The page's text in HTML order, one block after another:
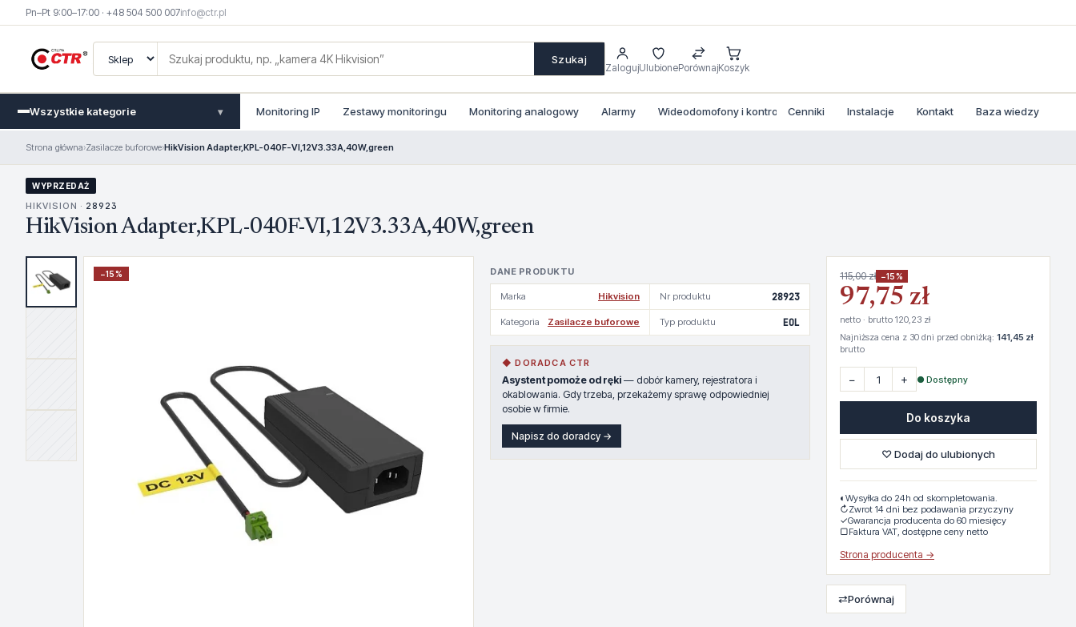
Pn–Pt 9:00–17:00 · +48 504 500 007info@ctr.pl
Szukaj
ZalogujUlubionePorównajKoszyk
Wszystkie kategorie ▾ Monitoring IP Zestawy monitoringu Monitoring analogowy Alarmy Wideodomofony i kontrola dostepu
Cenniki Instalacje Kontakt Baza wiedzy
Strona główna›Zasilacze buforowe›HikVision Adapter,KPL-040F-VI,12V3.33A,40W,green
WYPRZEDAŻ
HIKVISION · 28923
HikVision Adapter,KPL-040F-VI,12V3.33A,40W,green
−15% DANE PRODUKTU
Marka Hikvision Nr produktu 28923
Kategoria Zasilacze buforowe Typ produktu EOL
◆ DORADCA CTR
Asystent pomoże od ręki — dobór kamery, rejestratora i
okablowania. Gdy trzeba, przekażemy sprawę odpowiedniej
osobie w firmie.
Napisz do doradcy →
115,00 zł −15%
97,75 zł
netto · brutto 120,23 zł
Najniższa cena z 30 dni przed obniżką: 141,45 zł
brutto
− + ● Dostępny
Do koszyka
♡ Dodaj do ulubionych
◐ Wysyłka do 24h od skompletowania.
↻Zwrot 14 dni bez podawania przyczyny
✓Gwarancja producenta do 60 miesięcy
▢Faktura VAT, dostępne ceny netto
Strona producenta →
⇄Porównaj